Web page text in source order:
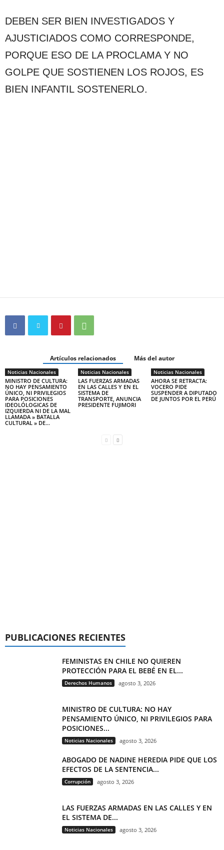
DEBEN SER BIEN INVESTIGADOS Y
AJUSTICIADOS COMO CORRESPONDE,
PORQUE ESO DE LA PROCLAMA Y NO
GOLPE QUE SOSTIENEN LOS ROJOS, ES
BIEN INFANTIL SOSTENERLO.
Artículos relacionados Más del autor
Noticias Nacionales
MINISTRO DE CULTURA:
NO HAY PENSAMIENTO
ÚNICO, NI PRIVILEGIOS
PARA POSICIONES
IDEOLÓLOGICAS DE
IZQUIERDA NI DE LA MAL
LLAMADA » BATALLA
CULTURAL » DE...
Noticias Nacionales
LAS FUERZAS ARMADAS
EN LAS CALLES Y EN EL
SISTEMA DE
TRANSPORTE, ANUNCIA
PRESIDENTE FUJIMORI
Noticias Nacionales
AHORA SE RETRACTA:
VOCERO PIDE
SUSPENDER A DIPUTADO
DE JUNTOS POR EL PERÚ
PUBLICACIONES RECIENTES
FEMINISTAS EN CHILE NO QUIEREN
PROTECCIÓN PARA EL BEBÉ EN EL...
Derechos Humanos agosto 3, 2026
MINISTRO DE CULTURA: NO HAY
PENSAMIENTO ÚNICO, NI PRIVILEGIOS PARA
POSICIONES...
Noticias Nacionales agosto 3, 2026
ABOGADO DE NADINE HEREDIA PIDE QUE LOS
EFECTOS DE LA SENTENCIA...
Corrupción agosto 3, 2026
LAS FUERZAS ARMADAS EN LAS CALLES Y EN
EL SISTEMA DE...
Noticias Nacionales agosto 3, 2026